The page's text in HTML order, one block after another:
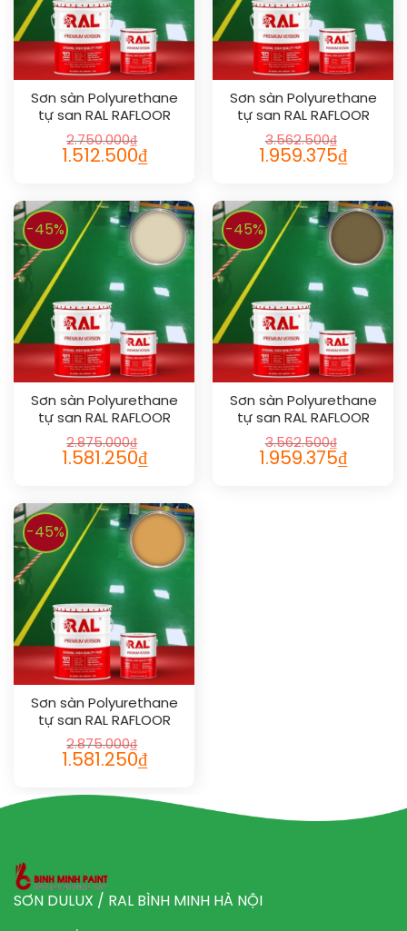
Sơn sàn Polyurethane
tự san RAL RAFLOOR
SHIELD SL 1026
2.750.000₫
1.512.500₫
Sơn sàn Polyurethane
tự san RAL RAFLOOR
SHIELD SL 1016
3.562.500₫
1.959.375₫
-45%
Sơn sàn Polyurethane
tự san RAL RAFLOOR
SHIELD SL 1015
2.875.000₫
1.581.250₫
-45%
Sơn sàn Polyurethane
tự san RAL RAFLOOR
SHIELD SL 1036
3.562.500₫
1.959.375₫
-45%
Sơn sàn Polyurethane
tự san RAL RAFLOOR
SHIELD SL 1034
2.875.000₫
1.581.250₫
SƠN DULUX / RAL BÌNH MINH HÀ NỘI